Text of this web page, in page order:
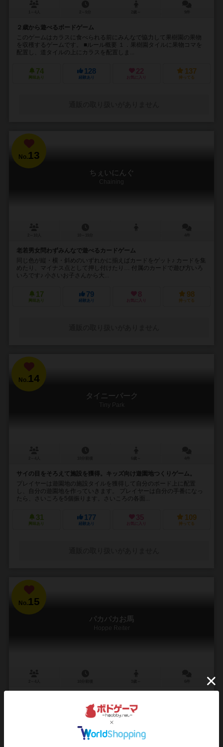
２歳から遊べるボードゲーム
このゲームはカラスに食べられる前にみんなで協力して果樹園の果物
を収穫するゲームです。 ■ルール概要 １．果樹園タイルに果物コマを
配置し、道タイルの上にカラスを配置しま...
74
興味あり
128
経験あり
22
お気に入り
137
持ってる
No.13
ちぇいにんぐ
Chaining
老若男女問わずみんなで遊べるカードゲーム
同じ色が縦・横・斜めのいずれかに揃えばカードをゲット♪ カードを集
めたり、マイナス点として押し付けたり… 付属のカードで遊び方いろ
いろです♪ 小さいお子さんから大...
17
興味あり
79
経験あり
8
お気に入り
98
持ってる
No.14
タイニーパーク
Tiny Park
サイの目をそろえて施設を獲得。キッズ向け遊園地つくりゲーム。
プレイヤーは遊園地の施設タイルを獲得して自分のボード上に配置
し、自分の遊園地を作っていきます。 プレイヤーは自分の手番になっ
たら、さいころを5個振ります。さいころの各面...
31
興味あり
177
経験あり
35
お気に入り
109
持ってる
No.15
パカパカお馬
Hoppe Reiter
７つの道具を集めていち早く馬小屋に帰ることを目指すボードゲー
ム。いずれか１人が道具を７つ集め自分のボードを埋めた状態でゴー
ルである馬小屋に到達したら、ゲーム終了です。そして、...
171 26